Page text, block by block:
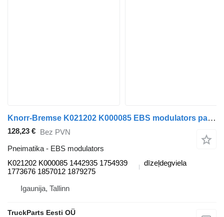
Knorr-Bremse K021202 K000085 EBS modulators paredzēts Scania P,G,R,T-series (2004-2017) vilcēja
128,23 € Bez PVN
Pneimatika - EBS modulators
K021202 K000085 1442935 1754939
1773676 1857012 1879275
dīzeļdegviela
Igaunija, Tallinn
TruckParts Eesti OÜ